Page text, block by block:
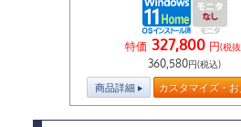
特価 327,800 円(税
360,580円(税込)
商品詳細 カスタマイズ・